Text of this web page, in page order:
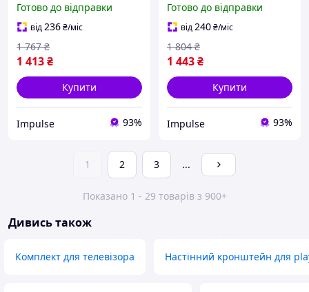
ElectricLight 13bSF-Black
чорний impulse
Готово до відправки
від236₴/міс
1 413₴
1 767 ₴
Купити
Impulse 93%
ElectricLight 13w905-White
білий impulse
Готово до відправки
від240₴/міс
1 443₴
1 804 ₴
Купити
Impulse 93%
1 2 3 ...
Показано 1 - 29 товарів з 900+
Дивись також
Комплект для телевізора Настінний кронштейн для